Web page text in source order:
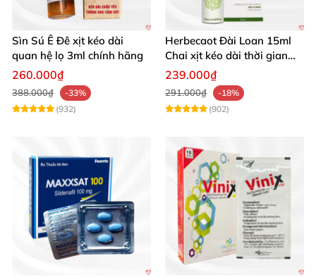
Sìn Sú Ê Đê xịt kéo dài
quan hệ lọ 3ml chính hãng
260.000₫
388.000₫
-33%
(932)
Herbecaot Đài Loan 15ml
Chai xịt kéo dài thời gian
hiệu quả
239.000₫
291.000₫
-18%
(902)